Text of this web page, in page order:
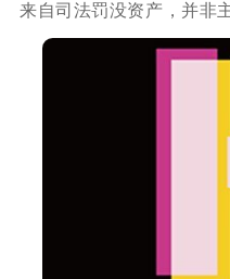
来自司法罚没资产，并非